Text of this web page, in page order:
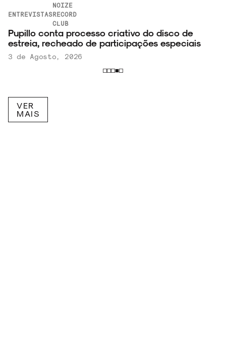
ENTREVISTAS
NOIZE
RECORD
CLUB
Pupillo conta processo criativo do disco de
estreia, recheado de participações especiais
3 de Agosto, 2026
VER
MAIS